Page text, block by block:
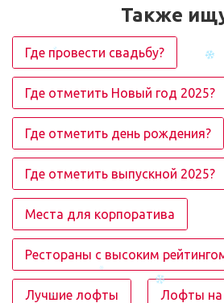
Также
Где провести свадьбу?
Где отметить Новый год 2025?
Где отметить день рождения?
Где отметить выпускной 2025?
Места для корпоратива
Рестораны с высоким
Лучшие лофты Лофты на